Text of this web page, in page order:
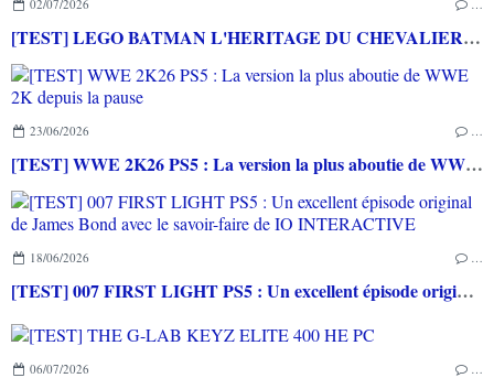
02/07/2026
[TEST] LEGO BATMAN L'HERITAGE DU CHEVALIER NOIR XBOX SERIES X : C'est Batman Arkham City en LEGO!
23/06/2026
[TEST] WWE 2K26 PS5 : La version la plus aboutie de WWE 2K depuis la pause
18/06/2026
[TEST] 007 FIRST LIGHT PS5 : Un excellent épisode original de James Bond avec le savoir-faire de IO INTERACTIVE
06/07/2026